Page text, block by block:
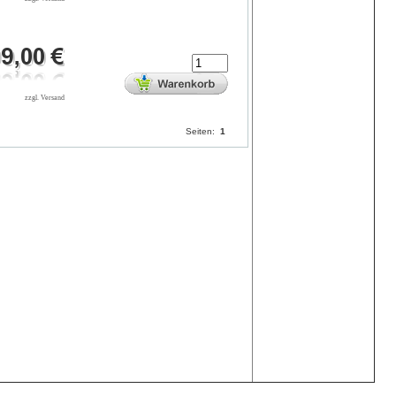
zzgl. Versand
Seiten: 1